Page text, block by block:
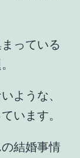
っている
。
ような、
います。
結婚事情